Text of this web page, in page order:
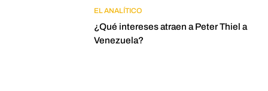
EL ANALÍTICO
¿Qué intereses atraen a Peter Thiel a
Venezuela?